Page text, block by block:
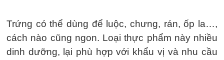
Trứng có thể dùng để luộc, chưng, rán, ốp la…,
cách nào cũng ngon. Loại thực phẩm này nhiều
dinh dưỡng, lại phù hợp với khẩu vị và nhu cầu